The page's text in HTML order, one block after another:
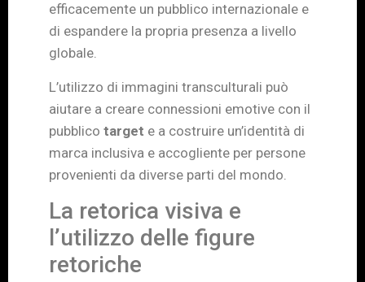
efficacemente un pubblico internazionale e
di espandere la propria presenza a livello
globale.
L’utilizzo di immagini transculturali può
aiutare a creare connessioni emotive con il
pubblico target e a costruire un’identità di
marca inclusiva e accogliente per persone
provenienti da diverse parti del mondo.
La retorica visiva e
l’utilizzo delle figure
retoriche